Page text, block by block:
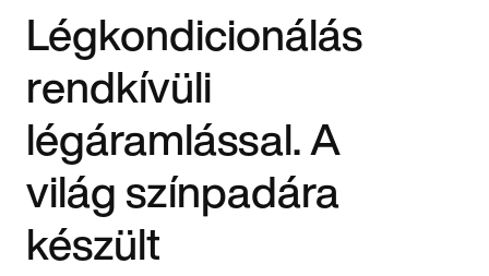
Légkondicionálás
rendkívüli
légáramlással. A
világ színpadára
készült